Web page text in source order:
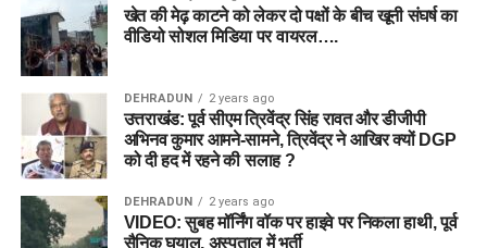
श्रेणी (Category) आवेदन शुल्क
सामान्य वर्ग (General), ओबीसी
(OBC), ईडब्ल्यूएस (EWS)
अनुसूचित जाति (SC), अनुसूचित
जनजाति (ST)
₹0 (निःशुल्क)
दिव्यांगजन (PwD) और सभी महिला
उम्मीदवार
₹0 (निःशुल्क)
खेत की मेढ़ काटने को लेकर दो पक्षों के बीच खूनी संघर्ष का
वीडियो सोशल मिडिया पर वायरल….
DEHRADUN 2 years ago
उत्तराखंड: पूर्व सीएम त्रिवेंद्र सिंह रावत और डीजीपी
अभिनव कुमार आमने-सामने, त्रिवेंद्र ने आखिर क्यों DGP
को दी हद में रहने की सलाह ?
DEHRADUN 2 years ago
VIDEO: सुबह मॉर्निंग वॉक पर हाइवे पर निकला हाथी, पूर्व
सैनिक घयाल, अस्पताल में भर्ती